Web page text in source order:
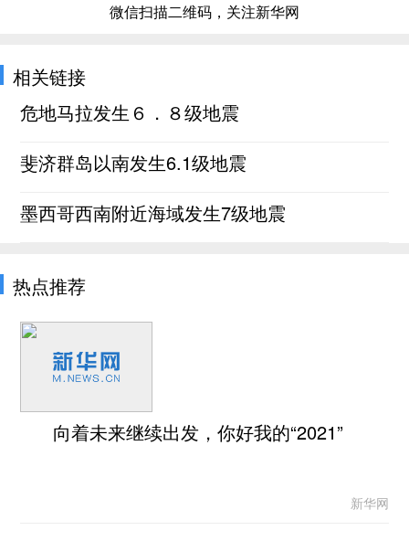
微信扫描二维码，关注新华网
相关链接
危地马拉发生６．８级地震
斐济群岛以南发生6.1级地震
墨西哥西南附近海域发生7级地震
热点推荐
向着未来继续出发，你好我的“2021”
新华网